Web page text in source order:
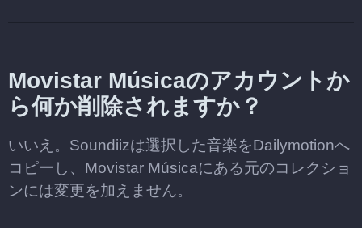
Movistar Músicaのアカウントか
ら何か削除されますか？
いいえ。Soundiizは選択した音楽をDailymotionへ
コピーし、Movistar Músicaにある元のコレクショ
ンには変更を加えません。